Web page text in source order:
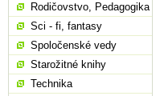
Rodičovstvo, Pedagogika
Sci - fi, fantasy
Spoločenské vedy
Starožitné knihy
Technika